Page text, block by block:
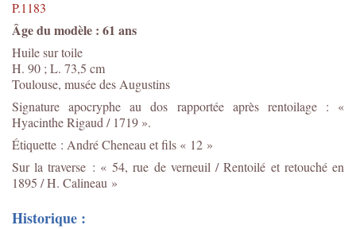
P.1183
Âge du modèle : 61 ans
Huile sur toile
H. 90 ; L. 73,5 cm
Toulouse, musée des Augustins
Signature apocryphe au dos rapportée après rentoilage : «
Hyacinthe Rigaud / 1719 ».
Étiquette : André Cheneau et fils « 12 »
Sur la traverse : « 54, rue de verneuil / Rentoilé et retouché en
1895 / H. Calineau »
Historique :